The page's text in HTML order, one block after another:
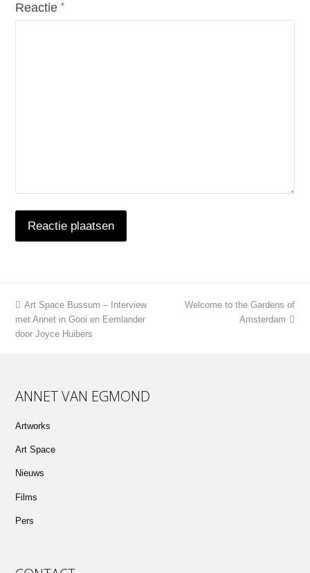
Reactie*
previous
post:
Art Space Bussum – Interview
met Annet in Gooi en Eemlander
door Joyce Huibers
next
Welcome to the Gardens of
Amsterdam
ANNET VAN EGMOND
Artworks
Art Space
Nieuws
Films
Pers